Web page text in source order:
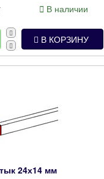
В наличии
В КОРЗИНУ
24х14 мм